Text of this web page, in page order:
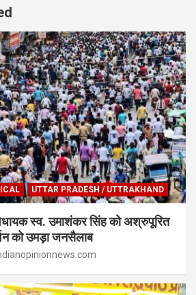
UTTAR PRADESH / UTTRAKHAND
स्व. उमाशंकर सिंह को अश्रुपूरित
को उमड़ा जनसैलाब